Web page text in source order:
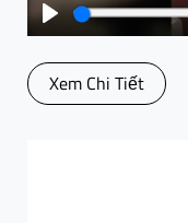
Play
Xem Chi Tiết